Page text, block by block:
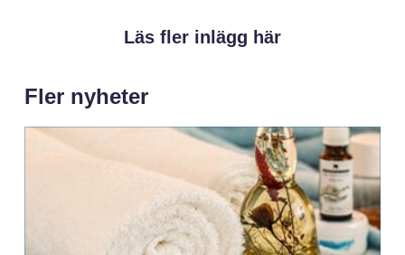
Läs fler inlägg här
Fler nyheter